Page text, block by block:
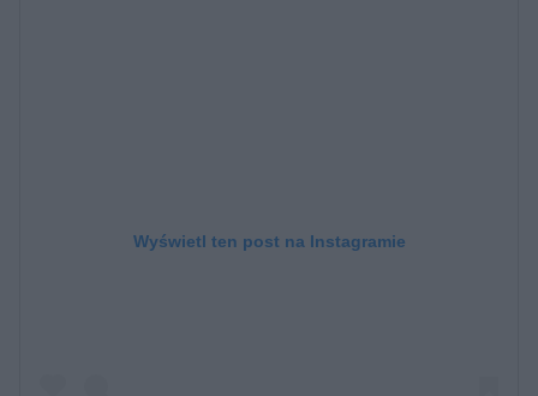
Wyświetl ten post na Instagramie